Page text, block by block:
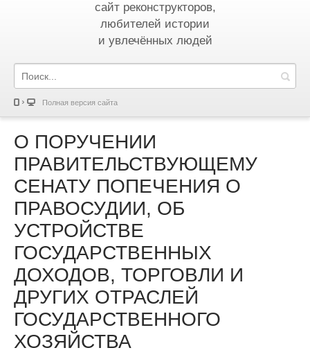
сайт реконструкторов,
любителей истории
и увлечённых людей
Полная версия сайта
О ПОРУЧЕНИИ
ПРАВИТЕЛЬСТВУЮЩЕМУ
СЕНАТУ ПОПЕЧЕНИЯ О
ПРАВОСУДИИ, ОБ
УСТРОЙСТВЕ
ГОСУДАРСТВЕННЫХ
ДОХОДОВ, ТОРГОВЛИ И
ДРУГИХ ОТРАСЛЕЙ
ГОСУДАРСТВЕННОГО
ХОЗЯЙСТВА